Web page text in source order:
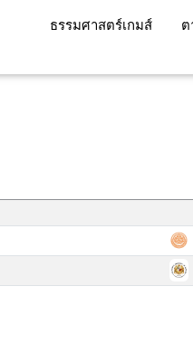
ธรรมศาสตร์เกมส์ ต